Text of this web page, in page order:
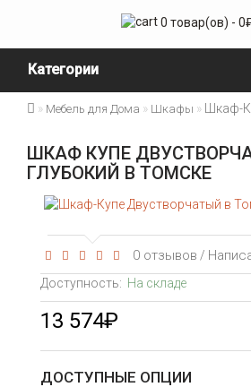
0 товар(ов) -
Категории
Мебель для Дома Шкафы Шкаф-
ШКАФ КУПЕ
ГЛУБОКИЙ В ТОМСКЕ
0 отзывов /
Доступность: На складе
13 574₽
ДОСТУПНЫЕ ОПЦИИ